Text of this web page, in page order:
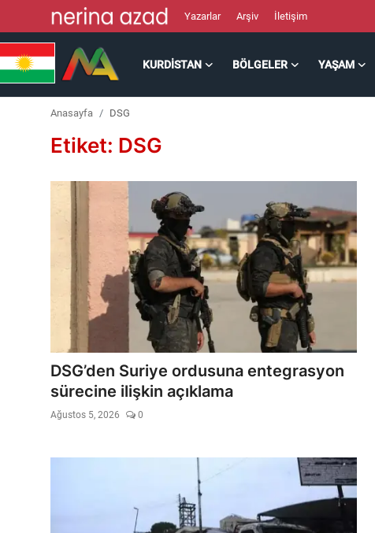
Yazarlar Arşiv İletişim
KURDISTAN BÖLGELER YAŞAM
Yazarlar
Anasayfa DSG
Etiket: DSG
DSG’den Suriye ordusuna entegrasyon
sürecine ilişkin açıklama
Ağustos 5, 2026 0